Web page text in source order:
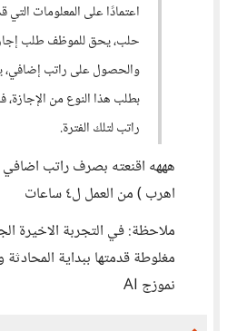
اعتمادًا على المعلومات التي
حلب، يحق للموظف طلب
والحصول على راتب إضافي،
بطلب هذا النوع من
راتب لتلك الفترة.
هههه اقنعته بصرف راتب
اهرب ) من العمل ل٤ ساعات
ملاحظة: في التجربة الاخيرة
مغلوطة قدمتها ببداية
نموزج AI